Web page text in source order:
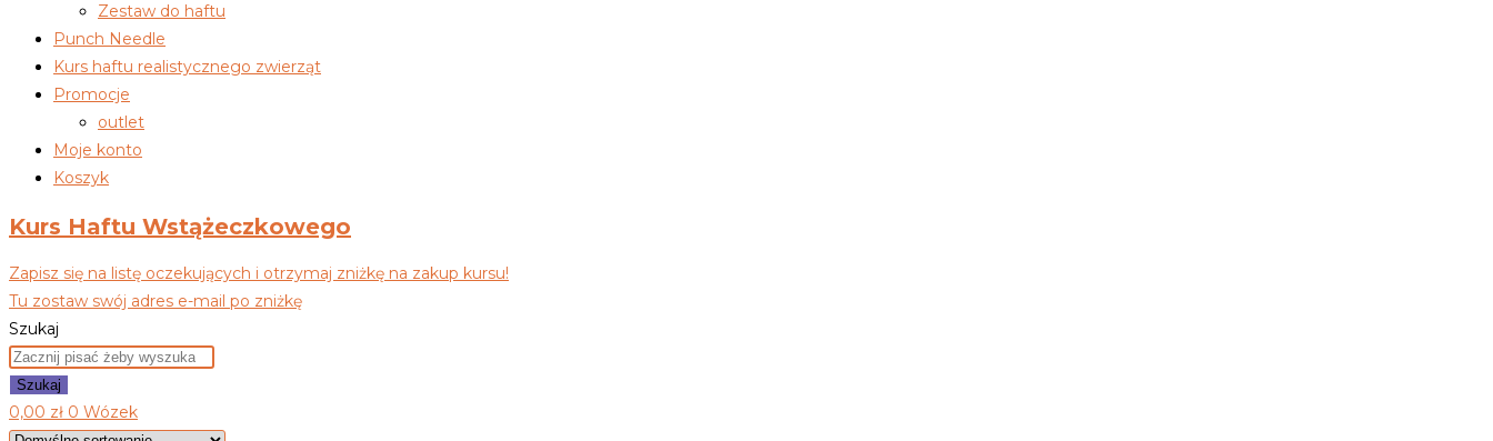
Zestaw do haftu
Punch Needle
Kurs haftu realistycznego zwierząt
Promocje
outlet
Moje konto
Koszyk
Kurs Haftu Wstążeczkowego
Zapisz się na listę oczekujących i otrzymaj zniżkę na zakup kursu!
Tu zostaw swój adres e-mail po zniżkę
Szukaj
Szukaj
0,00 zł 0 Wózek